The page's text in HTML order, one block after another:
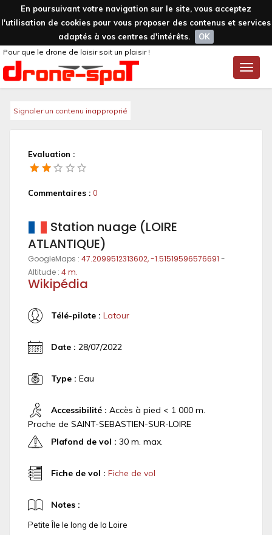
En poursuivant votre navigation sur le site, vous acceptez
l'utilisation de cookies pour vous proposer des contenus et services
adaptés à vos centres d'intérêts.
OK
Toggle
Pour que le drone de loisir soit un plaisir !
Signaler un contenu inapproprié
Evaluation :
Commentaires : 0
Station nuage (LOIRE
ATLANTIQUE)
GoogleMaps : 47.2099512313602, -1.51519596576691 -
Altitude : 4 m.
Wikipédia
Télé-pilote : Latour
Date : 28/07/2022
Type : Eau
Accessibilité : Accès à pied < 1 000 m.
Proche de SAINT-SEBASTIEN-SUR-LOIRE
Plafond de vol : 30 m. max.
Fiche de vol : Fiche de vol
Notes :
Petite Île le long de la Loire